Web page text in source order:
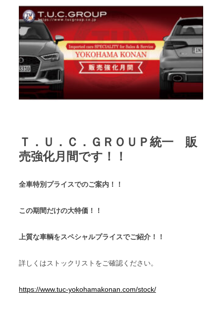
Ｔ．Ｕ．Ｃ．ＧＲＯＵＰ統一 販
売強化月間です！！
全車特別プライスでのご案内！！
この期間だけの大特価！！
上質な車輌をスペシャルプライスでご紹介！！
詳しくはストックリストをご確認ください。
https://www.tuc-yokohamakonan.com/stock/